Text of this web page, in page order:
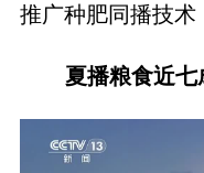
推广种肥同播技术
夏播粮食近